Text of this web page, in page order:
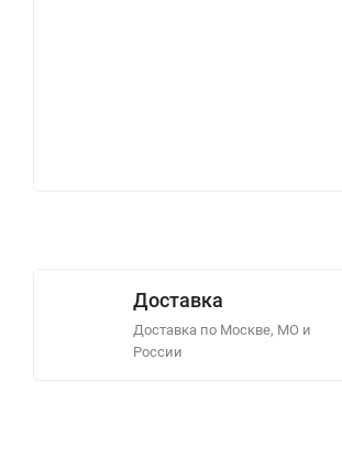
Доставка
Доставка по Москве, МО и
России